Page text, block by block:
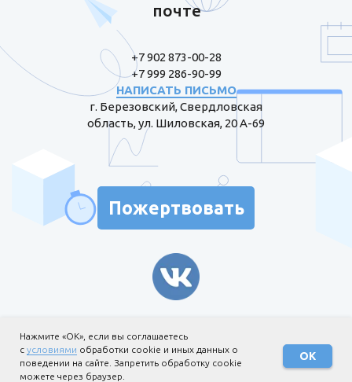
Нажмите «ОК», если вы соглашаетесь
с условиями обработки cookie и иных данных о
поведении на сайте. Запретить обработку cookie
можете через браузер.
ОК
почте
+7 902 873-00-28
+7 999 286-90-99
НАПИСАТЬ ПИСЬМО
г. Березовский, Свердловская
область, ул. Шиловская, 20 А-69
Политика обработки
персональных данных
Пожертвовать